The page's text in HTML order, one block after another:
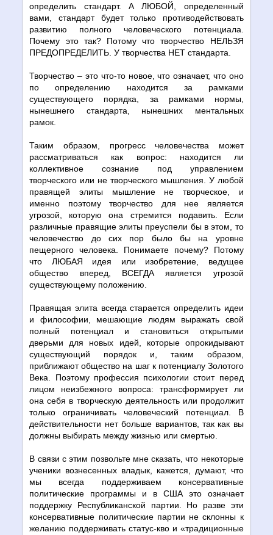
определить стандарт. А ЛЮБОЙ, определенный
вами, стандарт будет только противодействовать
развитию полного человеческого потенциала.
Почему это так? Потому что творчество НЕЛЬЗЯ
ПРЕДОПРЕДЕЛИТЬ. У творчества НЕТ стандарта.
Творчество – это что-то новое, что означает, что оно
по определению находится за рамками
существующего порядка, за рамками нормы,
нынешнего стандарта, нынешних ментальных
рамок.
Таким образом, прогресс человечества может
рассматриваться как вопрос: находится ли
коллективное сознание под управлением
творческого или не творческого мышления. У любой
правящей элиты мышление не творческое, и
именно поэтому творчество для нее является
угрозой, которую она стремится подавить. Если
различные правящие элиты преуспели бы в этом, то
человечество до сих пор было бы на уровне
пещерного человека. Понимаете почему? Потому
что ЛЮБАЯ идея или изобретение, ведущее
общество вперед, ВСЕГДА является угрозой
существующему положению.
Правящая элита всегда старается определить идеи
и философии, мешающие людям выражать свой
полный потенциал и становиться открытыми
дверьми для новых идей, которые опрокидывают
существующий порядок и, таким образом,
приближают общество на шаг к потенциалу Золотого
Века. Поэтому профессия психологии стоит перед
лицом неизбежного вопроса: трансформирует ли
она себя в творческую деятельность или продолжит
только ограничивать человеческий потенциал. В
действительности нет больше вариантов, так как вы
должны выбирать между жизнью или смертью.
В связи с этим позвольте мне сказать, что некоторые
ученики вознесенных владык, кажется, думают, что
мы всегда поддерживаем консервативные
политические программы и в США это означает
поддержку Республиканской партии. Но разве эти
консервативные политические партии не склонны к
желанию поддерживать статус-кво и «традиционные